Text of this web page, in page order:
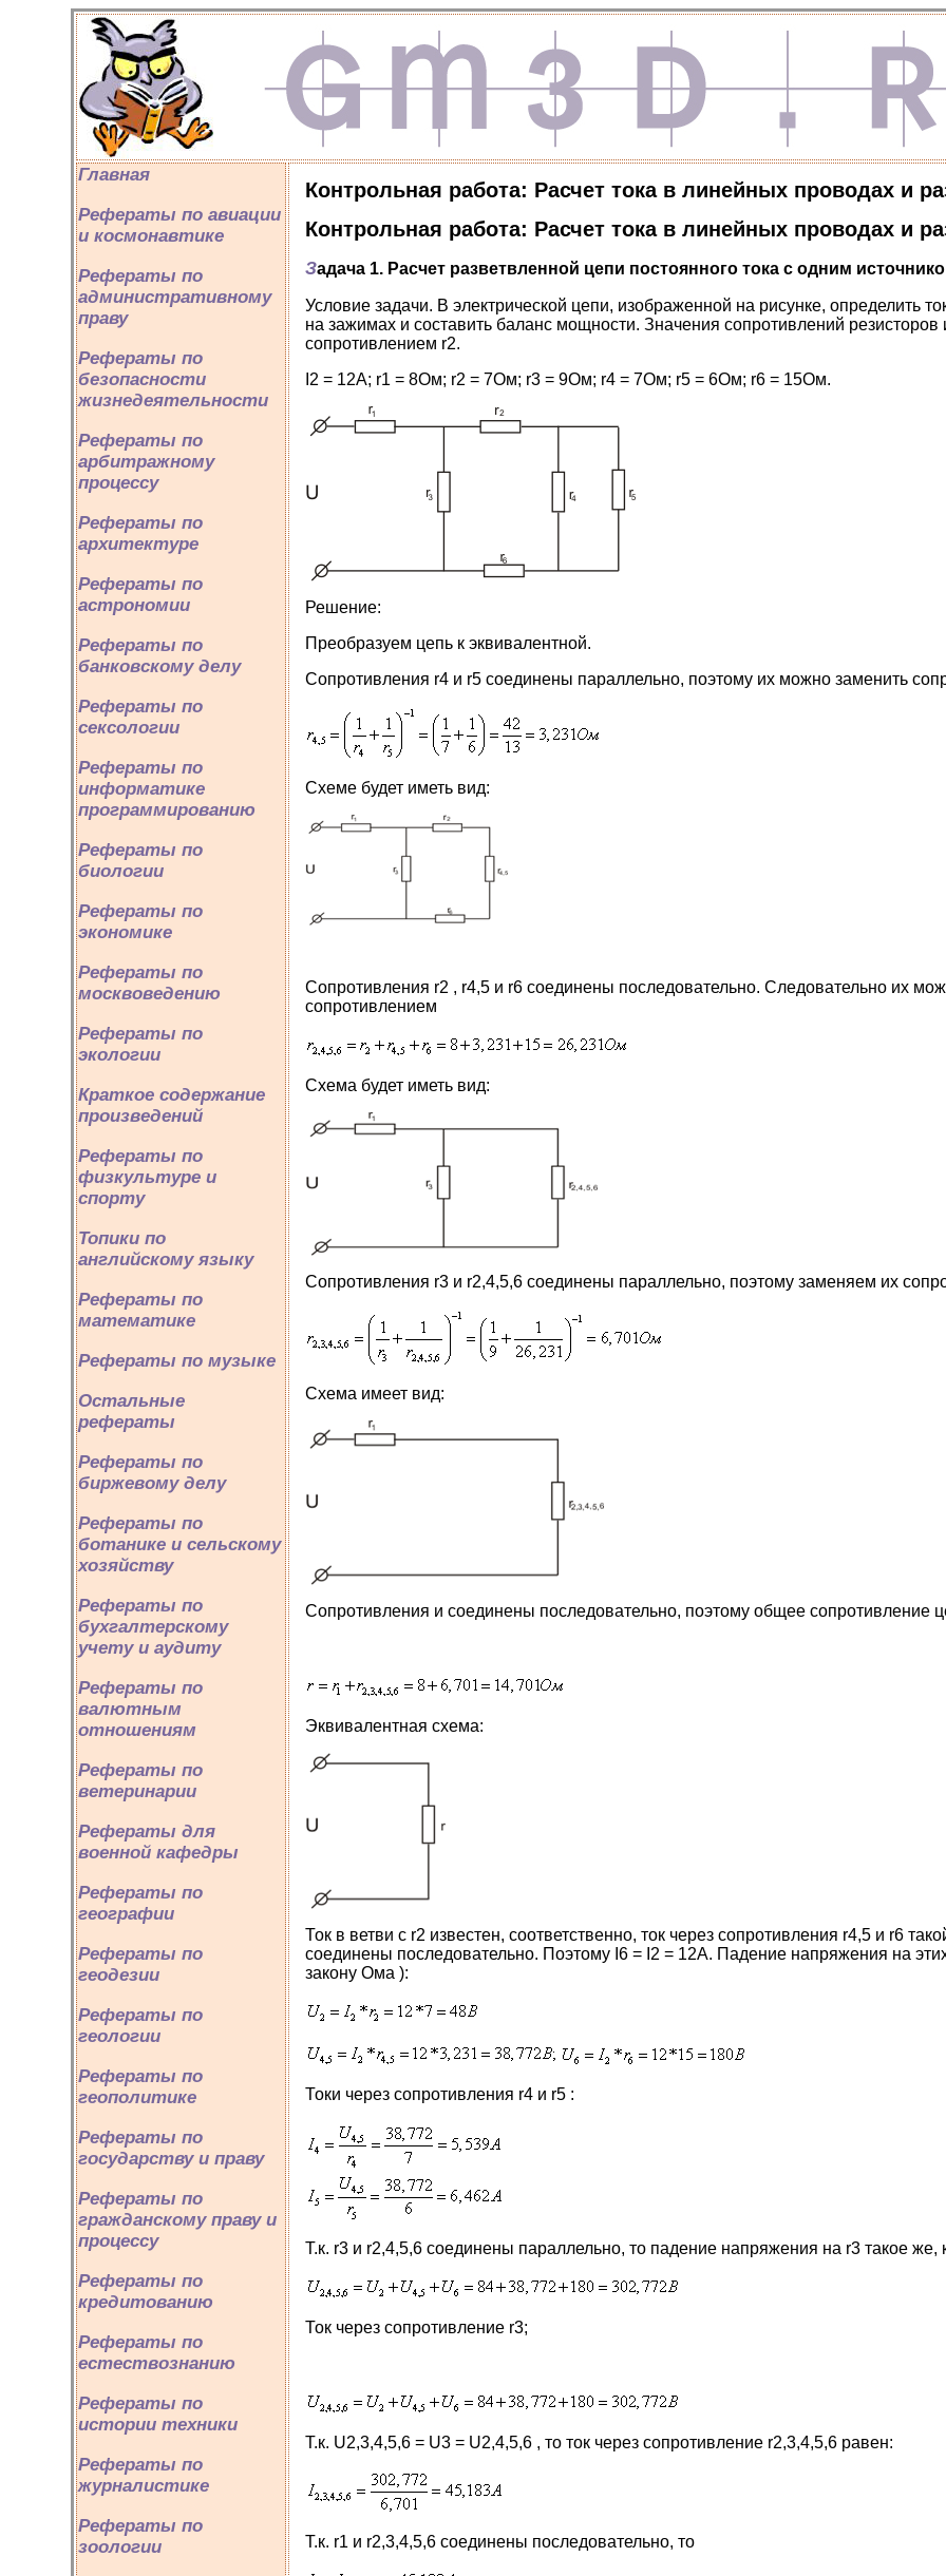
Главная
Рефераты по авиации
и космонавтике
Рефераты по
административному
праву
Рефераты по
безопасности
жизнедеятельности
Рефераты по
арбитражному
процессу
Рефераты по
архитектуре
Рефераты по
астрономии
Рефераты по
банковскому делу
Рефераты по
сексологии
Рефераты по
информатике
программированию
Рефераты по
биологии
Рефераты по
экономике
Рефераты по
москвоведению
Рефераты по
экологии
Краткое содержание
произведений
Рефераты по
физкультуре и
спорту
Топики по
английскому языку
Рефераты по
математике
Рефераты по музыке
Остальные
рефераты
Рефераты по
биржевому делу
Рефераты по
ботанике и сельскому
хозяйству
Рефераты по
бухгалтерскому
учету и аудиту
Рефераты по
валютным
отношениям
Рефераты по
ветеринарии
Рефераты для
военной кафедры
Рефераты по
географии
Рефераты по
геодезии
Рефераты по
геологии
Рефераты по
геополитике
Рефераты по
государству и праву
Рефераты по
гражданскому праву и
процессу
Рефераты по
кредитованию
Рефераты по
естествознанию
Рефераты по
истории техники
Рефераты по
журналистике
Рефераты по
зоологии
Контрольная работа: Расчет тока в линейных проводах и
Контрольная работа: Расчет тока в линейных проводах и
Задача 1. Расчет разветвленной цепи постоянного тока с одним
Условие задачи. В электрической цепи, изображенной на рисунке, определить
на зажимах и составить баланс мощности. Значения сопротивлений резисторов
сопротивлением r2.
I2 = 12A; r1 = 8Ом; r2 = 7Ом; r3 = 9Ом; r4 = 7Ом; r5 = 6Ом; r6 = 15Ом.
Решение:
Преобразуем цепь к эквивалентной.
Сопротивления r4 и r5 соединены параллельно, поэтому их можно заменить
Схеме будет иметь вид:
Сопротивления r2 , r4,5 и r6 соединены последовательно. Следовательно их
сопротивлением
Схема будет иметь вид:
Сопротивления r3 и r2,4,5,6 соединены параллельно, поэтому заменяем их
Схема имеет вид:
Сопротивления и соединены последовательно, поэтому общее сопротивление
Эквивалентная схема:
Ток в ветви с r2 известен, соответственно, ток через сопротивления r4,5 и r6
соединены последовательно. Поэтому I6 = I2 = 12A. Падение напряжения на
закону Ома ):
Токи через сопротивления r4 и r5 :
Т.к. r3 и r2,4,5,6 соединены параллельно, то падение напряжения на r3 такое же,
Ток через сопротивление r3;
Т.к. U2,3,4,5,6 = U3 = U2,4,5,6 , то ток через сопротивление r2,3,4,5,6 равен:
Т.к. r1 и r2,3,4,5,6 соединены последовательно, то